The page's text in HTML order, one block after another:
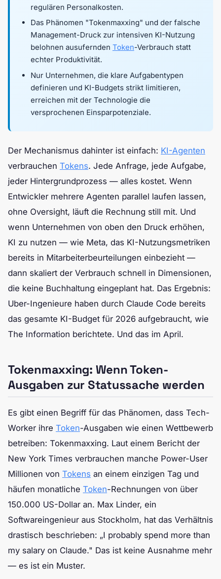
regulären Personalkosten.
Das Phänomen "Tokenmaxxing" und der falsche
Management-Druck zur intensiven KI-Nutzung
belohnen ausufernden Token-Verbrauch statt
echter Produktivität.
Nur Unternehmen, die klare Aufgabentypen
definieren und KI-Budgets strikt limitieren,
erreichen mit der Technologie die
versprochenen Einsparpotenziale.
Der Mechanismus dahinter ist einfach: KI-Agenten
verbrauchen Tokens. Jede Anfrage, jede Aufgabe,
jeder Hintergrundprozess — alles kostet. Wenn
Entwickler mehrere Agenten parallel laufen lassen,
ohne Oversight, läuft die Rechnung still mit. Und
wenn Unternehmen von oben den Druck erhöhen,
KI zu nutzen — wie Meta, das KI-Nutzungsmetriken
bereits in Mitarbeiterbeurteilungen einbezieht —
dann skaliert der Verbrauch schnell in Dimensionen,
die keine Buchhaltung eingeplant hat. Das Ergebnis:
Uber-Ingenieure haben durch Claude Code bereits
das gesamte KI-Budget für 2026 aufgebraucht, wie
The Information berichtete. Und das im April.
Tokenmaxxing: Wenn Token-
Ausgaben zur Statussache werden
Es gibt einen Begriff für das Phänomen, dass Tech-
Worker ihre Token-Ausgaben wie einen Wettbewerb
betreiben: Tokenmaxxing. Laut einem Bericht der
New York Times verbrauchen manche Power-User
Millionen von Tokens an einem einzigen Tag und
häufen monatliche Token-Rechnungen von über
150.000 US-Dollar an. Max Linder, ein
Softwareingenieur aus Stockholm, hat das Verhältnis
drastisch beschrieben: „I probably spend more than
my salary on Claude." Das ist keine Ausnahme mehr
— es ist ein Muster.